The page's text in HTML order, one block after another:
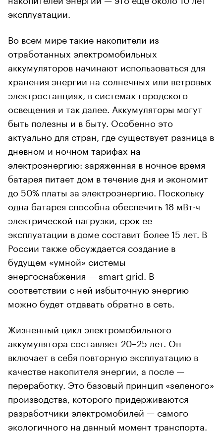
эксплуатации.
Во всем мире такие накопители из
отработанных электромобильных
аккумуляторов начинают использоваться для
хранения энергии на солнечных или ветровых
электростанциях, в системах городского
освещения и так далее. Аккумуляторы могут
быть полезны и в быту. Особенно это
актуально для стран, где существует разница в
дневном и ночном тарифах на
электроэнергию: заряженная в ночное время
батарея питает дом в течение дня и экономит
до 50% платы за электроэнергию. Поскольку
одна батарея способна обеспечить 18 мВт·ч
электрической нагрузки, срок ее
эксплуатации в доме составит более 15 лет. В
России также обсуждается создание в
будущем «умной» системы
энергоснабжения — smart grid. В
соответствии с ней избыточную энергию
можно будет отдавать обратно в сеть.
Жизненный цикл электромобильного
аккумулятора составляет 20–25 лет. Он
включает в себя повторную эксплуатацию в
качестве накопителя энергии, а после —
переработку. Это базовый принцип «зеленого»
производства, которого придерживаются
разработчики электромобилей — самого
экологичного на данный момент транспорта.